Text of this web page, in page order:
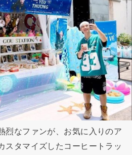
烈なファンが、お気に入りのア
スタマイズしたコーヒートラッ